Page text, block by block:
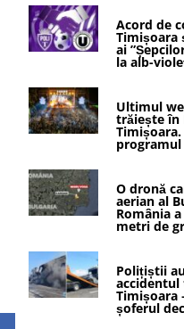
Acord de
Timișoara
ai
la alb-
Ultimul
trăiește în
Timișoara.
O dronă
aerian al
România
metri de
Polițiștii
accidentul
Timișoara
șoferul